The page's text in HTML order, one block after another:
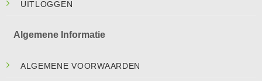
UITLOGGEN
Algemene Informatie
ALGEMENE VOORWAARDEN